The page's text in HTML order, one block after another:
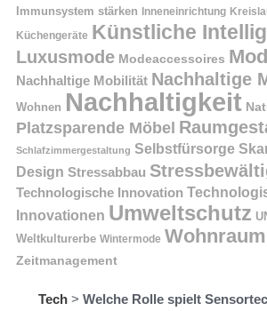
Immunsystem stärken Inneneinrichtung
Küchengeräte Künstliche
Luxusmode Modeaccessoires
Nachhaltige Mobilität Nachhaltige
Wohnen Nachhaltigkeit
Platzsparende Möbel
Schlafzimmergestaltung Selbstfürsorge
Design Stressabbau
Technologische Innovation
Innovationen Umweltschutz
Weltkulturerbe Wintermode
Zeitmanagement
Tech> Welche Rolle spielt